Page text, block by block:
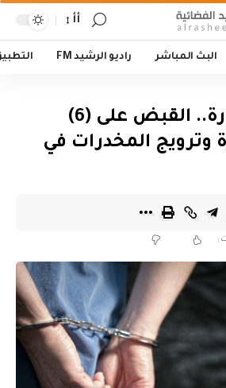
أأ
البث المباشر راديو الرشيد FM
شديدو الخطورة.. القبض على (6)
وترويج المخدرات في